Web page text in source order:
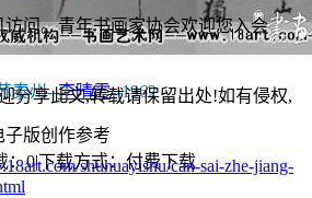
泰州--李晴霞--1962
版创作参考
：0|下载方式：付费下载
问。青年书画家协会欢迎您入会
分享此文,转载请保留出处!如有侵权,
shuhuayishu/can-sai-zhe-jiang-